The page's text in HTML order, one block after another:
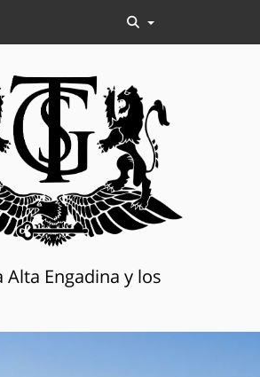
Engadina y los